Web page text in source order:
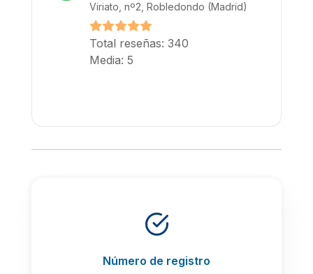
Viriato, nº2, Robledondo (Madrid)
Total reseñas: 340
Media: 5
Número de registro